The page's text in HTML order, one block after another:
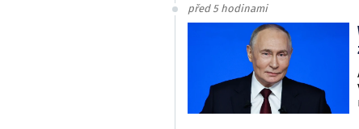
před 5 hodinami